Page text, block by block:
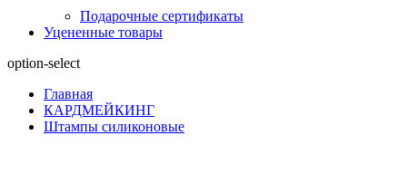
Подарочные сертификаты
Уцененные товары
option-select
Главная
КАРДМЕЙКИНГ
Штампы силиконовые